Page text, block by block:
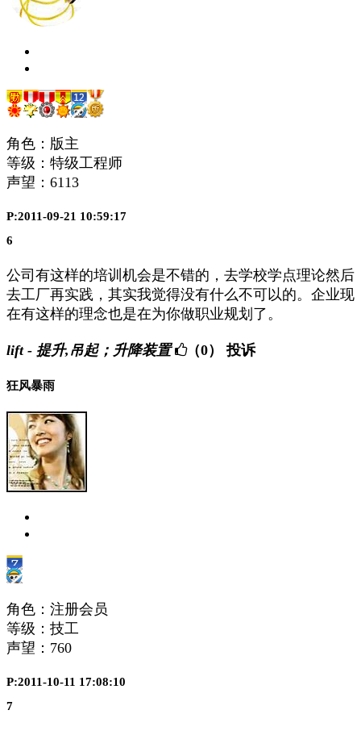
角色：版主
等级：特级工程师
声望： 6113
P:2011-09-21 10:59:17
6
公司有这样的培训机会是不错的，去学校学点理论然后
去工厂再实践，其实我觉得没有什么不可以的。企业现
在有这样的理念也是在为你做职业规划了。
lift - 提升,吊起；升降装置 （0） 投诉
狂风暴雨
角色：注册会员
等级：技工
声望： 760
P:2011-10-11 17:08:10
7